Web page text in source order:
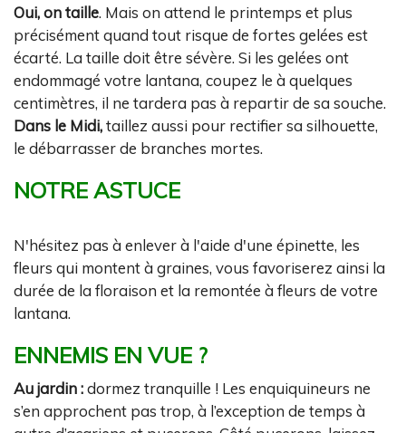
Oui, on taille. Mais on attend le printemps et plus
précisément quand tout risque de fortes gelées est
écarté. La taille doit être sévère. Si les gelées ont
endommagé votre lantana, coupez le à quelques
centimètres, il ne tardera pas à repartir de sa souche.
Dans le Midi,taillez aussi pour rectifier sa silhouette,
le débarrasser de branches mortes.
NOTRE ASTUCE
N'hésitez pas à enlever à l'aide d'une épinette, les
fleurs qui montent à graines, vous favoriserez ainsi la
durée de la floraison et la remontée à fleurs de votre
lantana.
ENNEMIS EN VUE ?
Au jardin :dormez tranquille ! Les enquiquineurs ne
s’en approchent pas trop, à l’exception de temps à